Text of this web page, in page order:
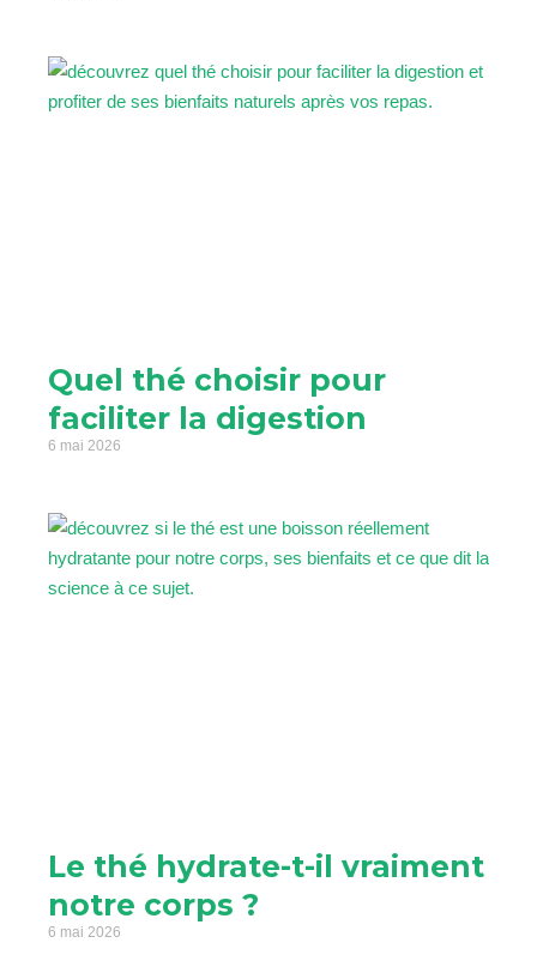
Quel thé choisir pour
faciliter la digestion
6 mai 2026
Le thé hydrate-t-il vraiment
notre corps ?
6 mai 2026